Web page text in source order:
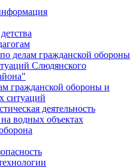
делам гражданской обороны
Слюдянского
гражданской обороны и
ситуаций
деятельность
на водных объектах